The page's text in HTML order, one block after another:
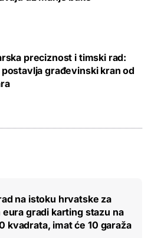
preciznost i timski rad:
postavlja građevinski kran od
na istoku hrvatske za
eura gradi karting stazu na
kvadrata, imat će 10 garaža